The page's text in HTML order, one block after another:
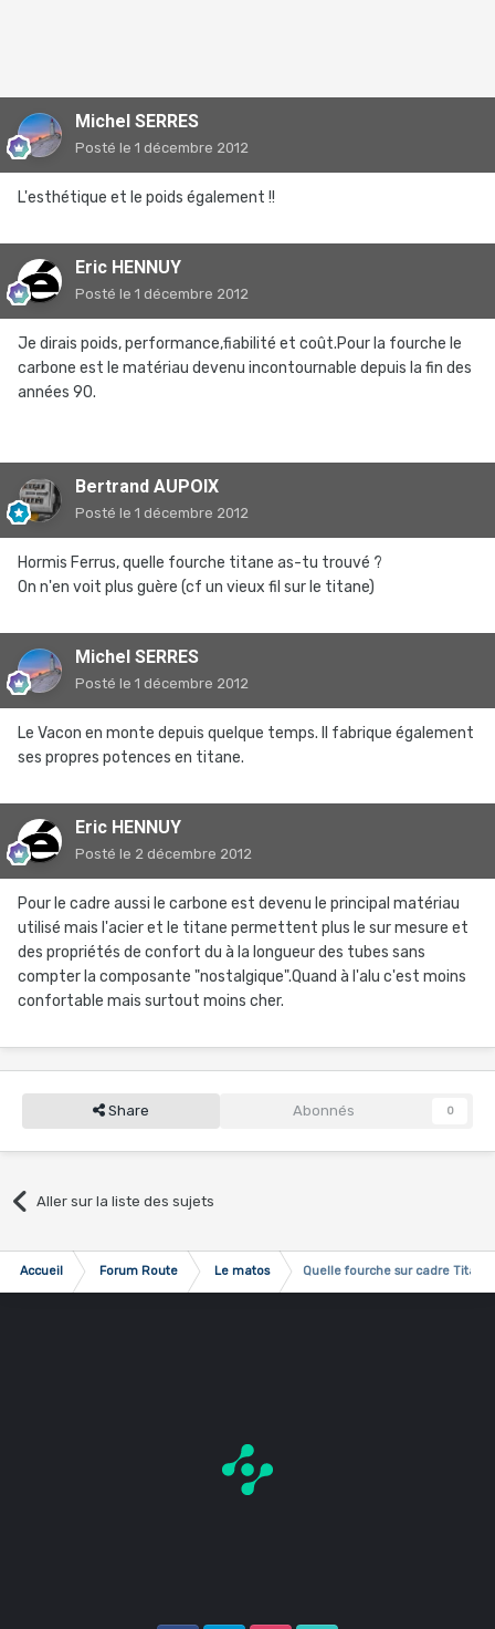
Michel SERRES
Posté le 1 décembre 2012
L'esthétique et le poids également !!
Eric HENNUY
Posté le 1 décembre 2012
Je dirais poids, performance,fiabilité et coût.Pour la fourche le
carbone est le matériau devenu incontournable depuis la fin des
années 90.
Bertrand AUPOIX
Posté le 1 décembre 2012
Hormis Ferrus, quelle fourche titane as-tu trouvé ?
On n'en voit plus guère (cf un vieux fil sur le titane)
Michel SERRES
Posté le 1 décembre 2012
Le Vacon en monte depuis quelque temps. Il fabrique également
ses propres potences en titane.
Eric HENNUY
Posté le 2 décembre 2012
Pour le cadre aussi le carbone est devenu le principal matériau
utilisé mais l'acier et le titane permettent plus le sur mesure et
des propriétés de confort du à la longueur des tubes sans
compter la composante "nostalgique".Quand à l'alu c'est moins
confortable mais surtout moins cher.
Share Abonnés 0
Aller sur la liste des sujets
Accueil Forum Route Le matos Quelle fourche sur cadre Titane